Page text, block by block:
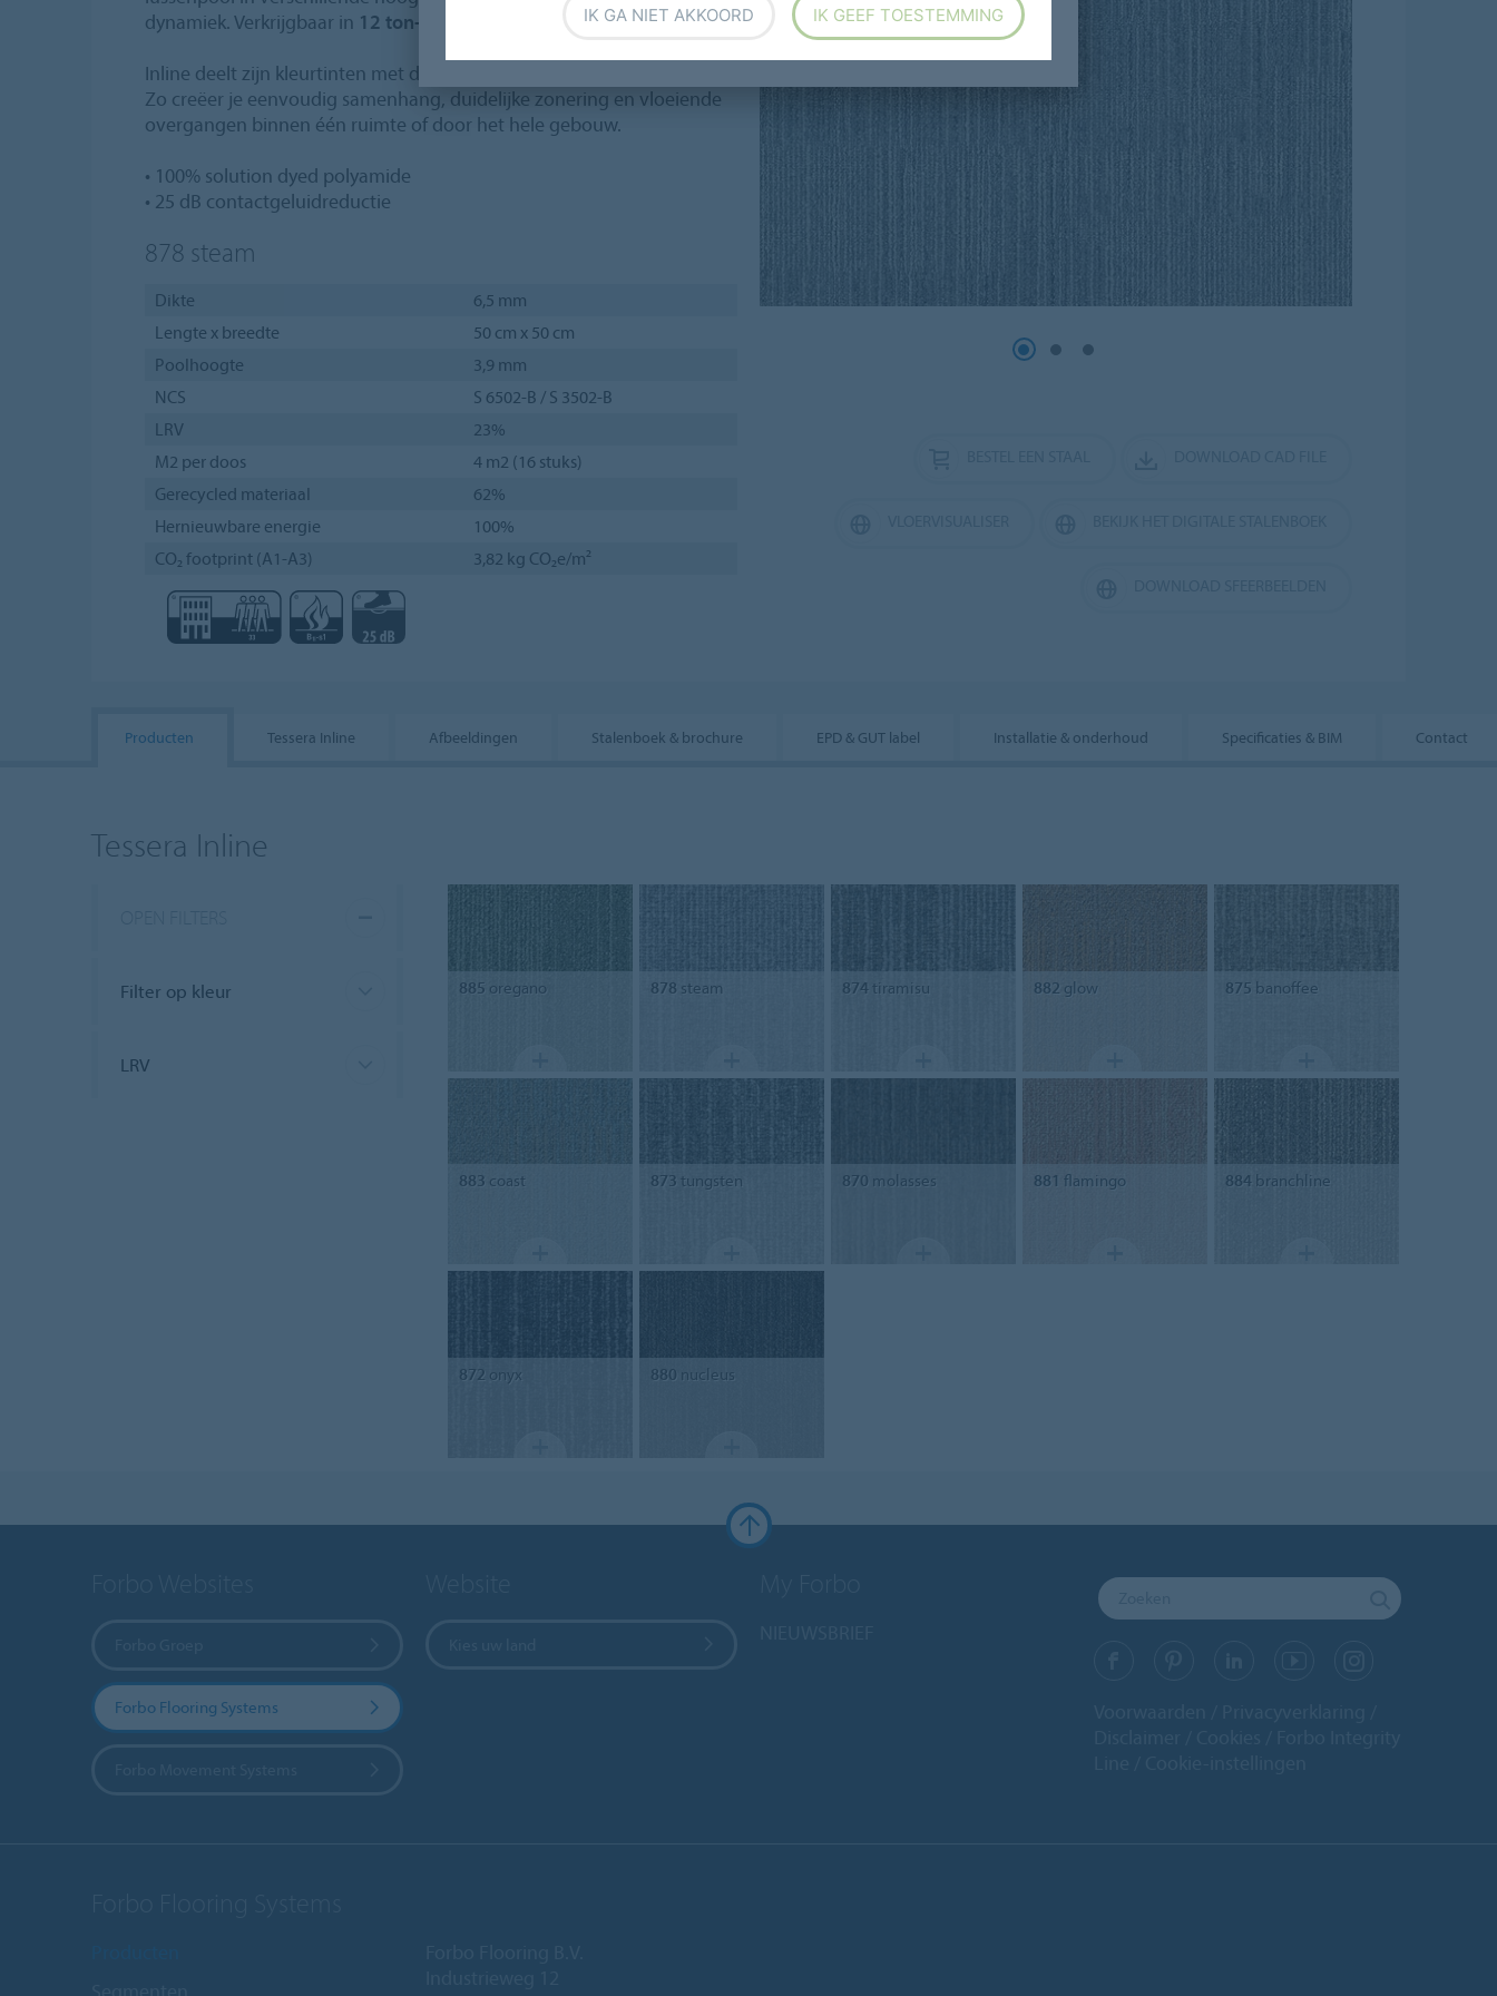
dynamiek. Verkrijgbaar in 12 ton-sur-ton kleuren
Inline deelt zijn kleurtinten met de
Zo creëer je eenvoudig samenhang, duidelijke zonering en vloeiende
overgangen binnen één ruimte of door het hele gebouw.
• 100% solution dyed polyamide
• 25 dB contactgeluidreductie
878 steam
Dikte
6,5 mm
Lengte x breedte
50 cm x 50 cm
Poolhoogte
3,9 mm
NCS
S 6502-B / S 3502-B
LRV
23%
M2 per doos
4 m2 (16 stuks)
Gerecycled materiaal
62%
Hernieuwbare energie
100%
CO₂ footprint (A1-A3)
3,82 kg CO₂e/m²
Producten Tessera Inline Afbeeldingen Stalenboek & brochure EPD & GUT label Installatie & onderhoud Specificaties & BIM Contact
Tessera Inline
Filter op kleur
LRV
885 oregano 878 steam 874tiramisu 882 glow 875 banoffee
883 coast 873 tungsten 870 molasses 881 flamingo 884branchline
872 onyx 880 nucleus
Forbo Flooring Systems
IK GA NIET AKKOORD IK GEEF TOESTEMMING